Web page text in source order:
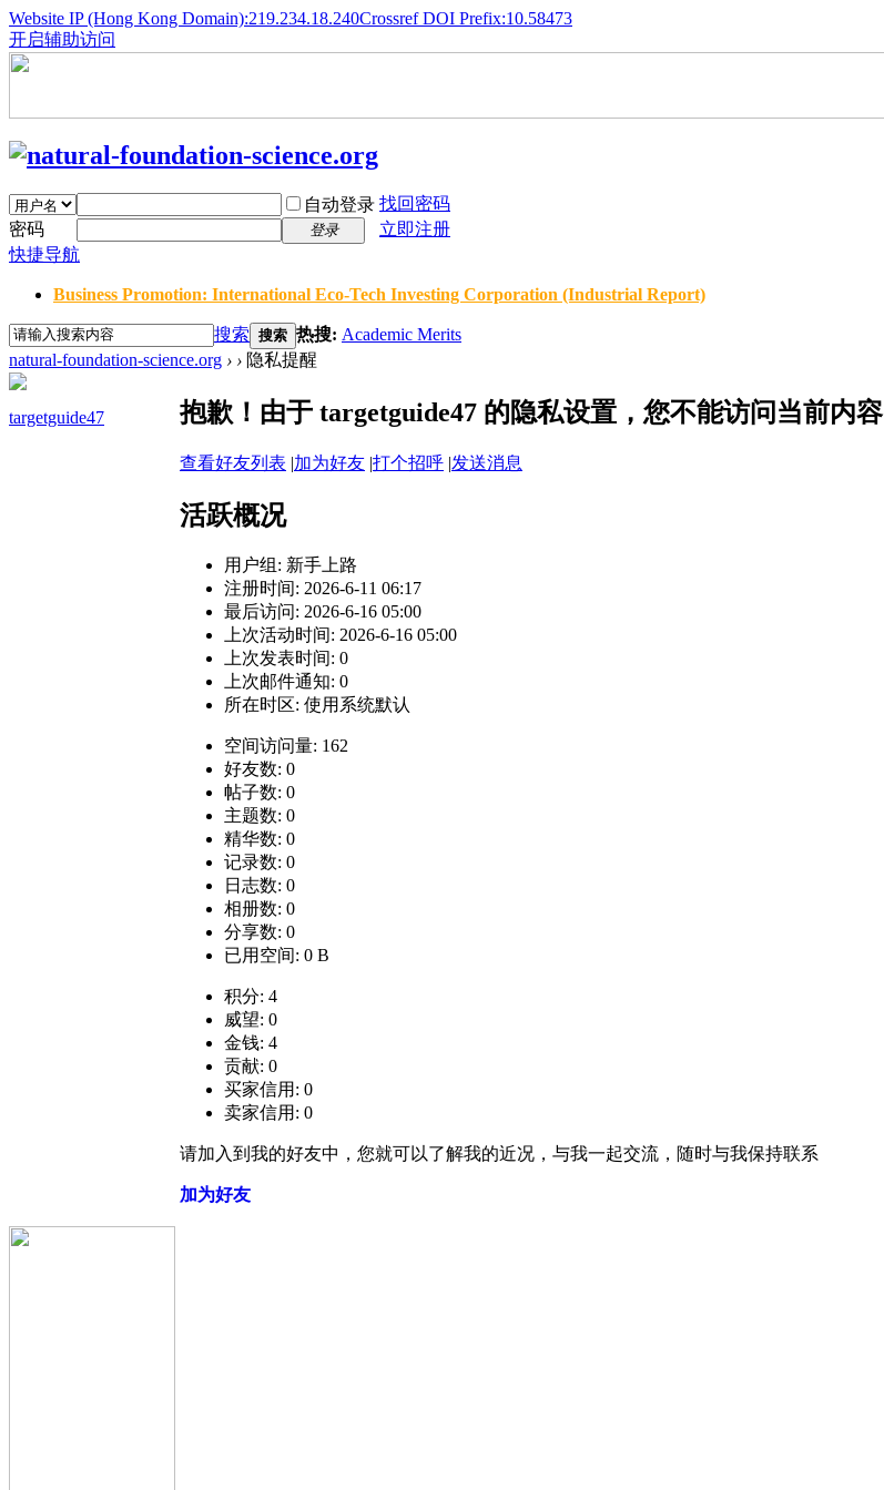
Website IP (Hong Kong Domain):219.234.18.240Crossref DOI Prefix:10.58473
开启辅助访问
自动登录 找回密码
密码
登录
立即注册
快捷导航
Business Promotion: International Eco-Tech Investing Corporation (Industrial Report)
搜索 搜索 热搜: Academic Merits
natural-foundation-science.org › › 隐私提醒
targetguide47 抱歉！由于 targetguide47 的隐私设置，您不能访问当前内容
查看好友列表 |加为好友 |打个招呼 |发送消息
活跃概况
用户组: 新手上路
注册时间: 2026-6-11 06:17
最后访问: 2026-6-16 05:00
上次活动时间: 2026-6-16 05:00
上次发表时间: 0
上次邮件通知: 0
所在时区: 使用系统默认
空间访问量: 162
好友数: 0
帖子数: 0
主题数: 0
精华数: 0
记录数: 0
日志数: 0
相册数: 0
分享数: 0
已用空间: 0 B
积分: 4
威望: 0
金钱: 4
贡献: 0
买家信用: 0
卖家信用: 0
请加入到我的好友中，您就可以了解我的近况，与我一起交流，随时与我保持联系
加为好友